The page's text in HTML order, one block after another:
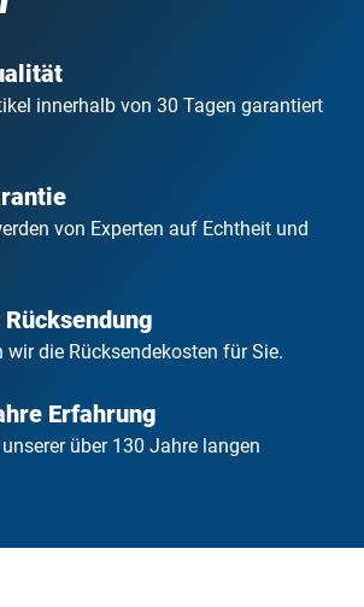
innerhalb von 30 Tagen garantiert
von Experten auf Echtheit und
wir die Rücksendekosten für Sie.
Erfahrung
über 130 Jahre langen